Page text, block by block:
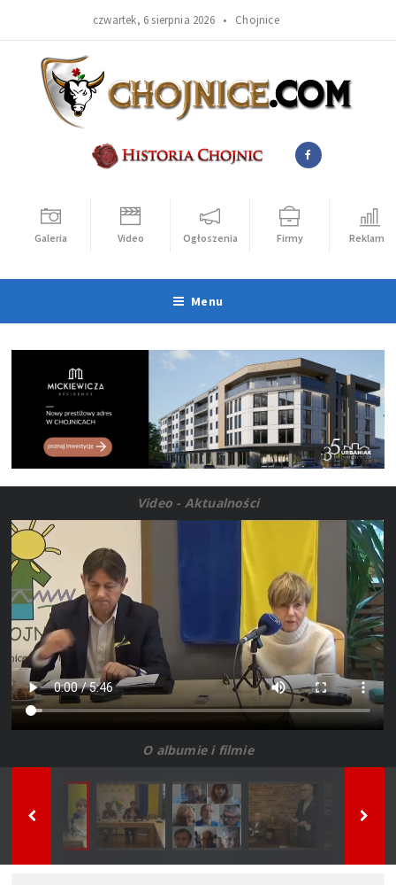
czwartek, 6 sierpnia 2026 • Chojnice
Galeria Video Ogłoszenia Firmy Reklama
Menu
Video - Aktualności
O albumie i filmie